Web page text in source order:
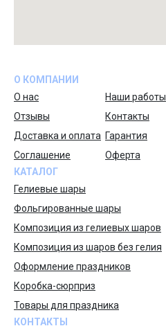
О КОМПАНИИ
О нас
Наши работы
Отзывы
Контакты
Доставка и оплата Гарантия
Соглашение
Оферта
КАТАЛОГ
Гелиевые шары
Фольгированные шары
Композиция из гелиевых шаров
Композиция из шаров без гелия
Оформление праздников
Коробка-сюрприз
Товары для праздника
КОНТАКТЫ